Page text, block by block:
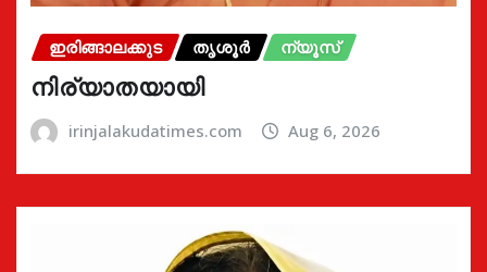
ഇരിങ്ങാലക്കുട തൃശൂർ ന്യൂസ്
നിര്യാതയായി
irinjalakudatimes.com Aug 6, 2026